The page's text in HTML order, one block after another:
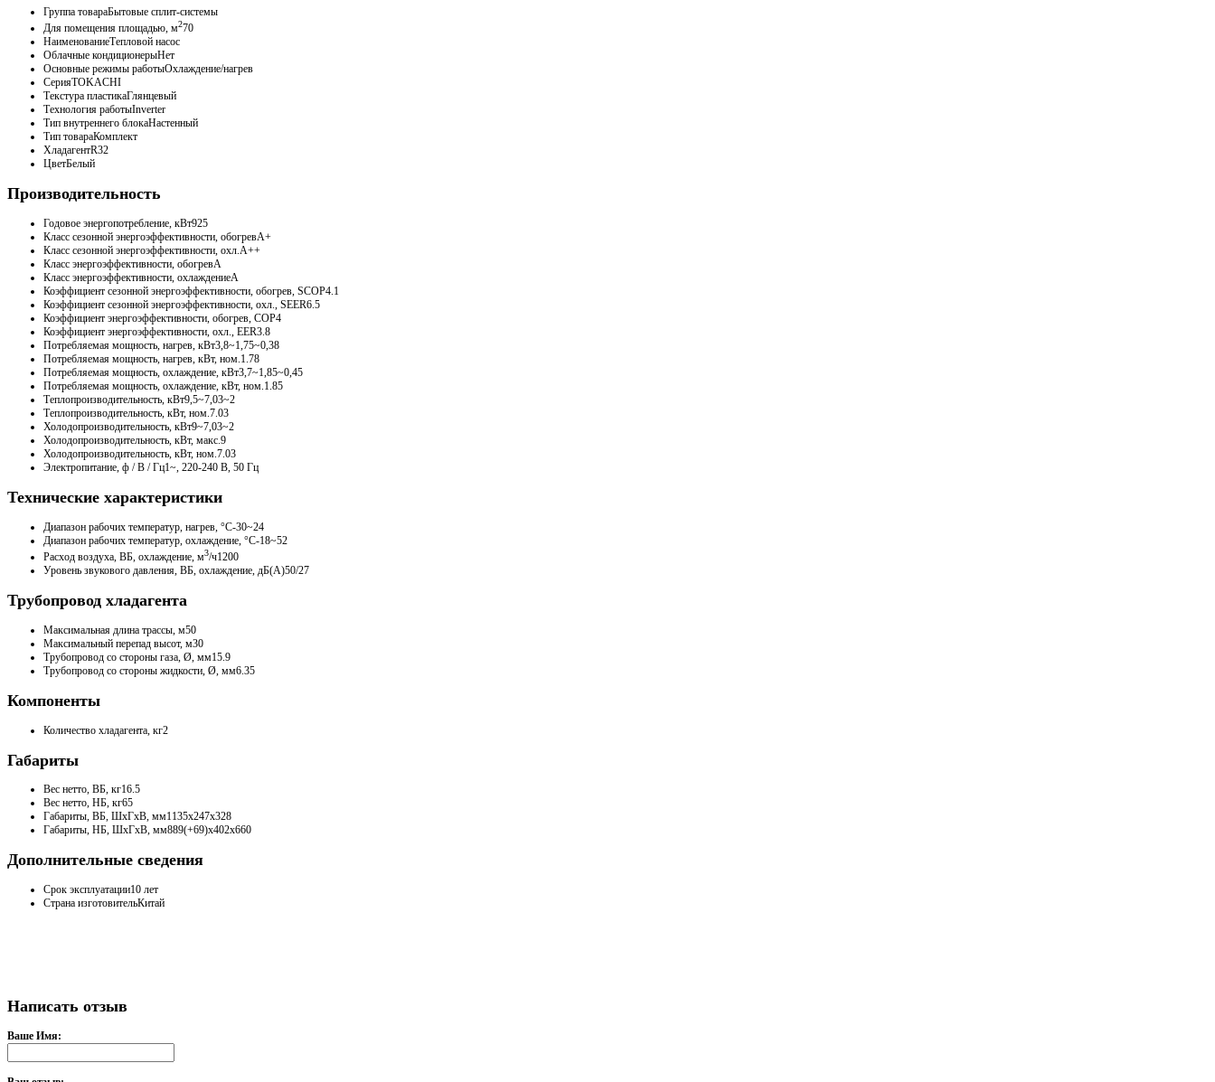
Группа товараБытовые сплит-системы
Для помещения площадью, м270
НаименованиеТепловой насос
Облачные кондиционерыНет
Основные режимы работыОхлаждение/нагрев
СерияTOKACHI
Текстура пластикаГлянцевый
Технология работыInverter
Тип внутреннего блокаНастенный
Тип товараКомплект
ХладагентR32
ЦветБелый
Производительность
Годовое энергопотребление, кВт925
Класс сезонной энергоэффективности, обогревA+
Класс сезонной энергоэффективности, охл.A++
Класс энергоэффективности, обогревA
Класс энергоэффективности, охлаждениеA
Коэффициент сезонной энергоэффективности, обогрев, SCOP4.1
Коэффициент сезонной энергоэффективности, охл., SEER6.5
Коэффициент энергоэффективности, обогрев, COP4
Коэффициент энергоэффективности, охл., EER3.8
Потребляемая мощность, нагрев, кВт3,8~1,75~0,38
Потребляемая мощность, нагрев, кВт, ном.1.78
Потребляемая мощность, охлаждение, кВт3,7~1,85~0,45
Потребляемая мощность, охлаждение, кВт, ном.1.85
Теплопроизводительность, кВт9,5~7,03~2
Теплопроизводительность, кВт, ном.7.03
Холодопроизводительность, кВт9~7,03~2
Холодопроизводительность, кВт, макс.9
Холодопроизводительность, кВт, ном.7.03
Электропитание, ф / В / Гц1~, 220-240 В, 50 Гц
Технические характеристики
Диапазон рабочих температур, нагрев, °C-30~24
Диапазон рабочих температур, охлаждение, °C-18~52
Расход воздуха, ВБ, охлаждение, м3/ч1200
Уровень звукового давления, ВБ, охлаждение, дБ(А)50/27
Трубопровод хладагента
Максимальная длина трассы, м50
Максимальный перепад высот, м30
Трубопровод со стороны газа, Ø, мм15.9
Трубопровод со стороны жидкости, Ø, мм6.35
Компоненты
Количество хладагента, кг2
Габариты
Вес нетто, ВБ, кг16.5
Вес нетто, НБ, кг65
Габариты, ВБ, ШхГхВ, мм1135х247х328
Габариты, НБ, ШхГхВ, мм889(+69)х402х660
Дополнительные сведения
Срок эксплуатации10 лет
Страна изготовительКитай
Написать отзыв
Ваше Имя: